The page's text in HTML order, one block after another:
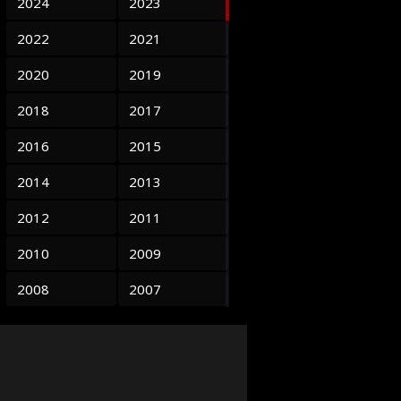
2022
2021
2020
2019
2018
2017
2016
2015
2014
2013
2012
2011
2010
2009
2008
2007
2006
2005